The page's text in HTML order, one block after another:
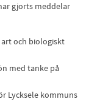
gjorts meddelar
art och biologiskt
med tanke på
Lycksele kommuns